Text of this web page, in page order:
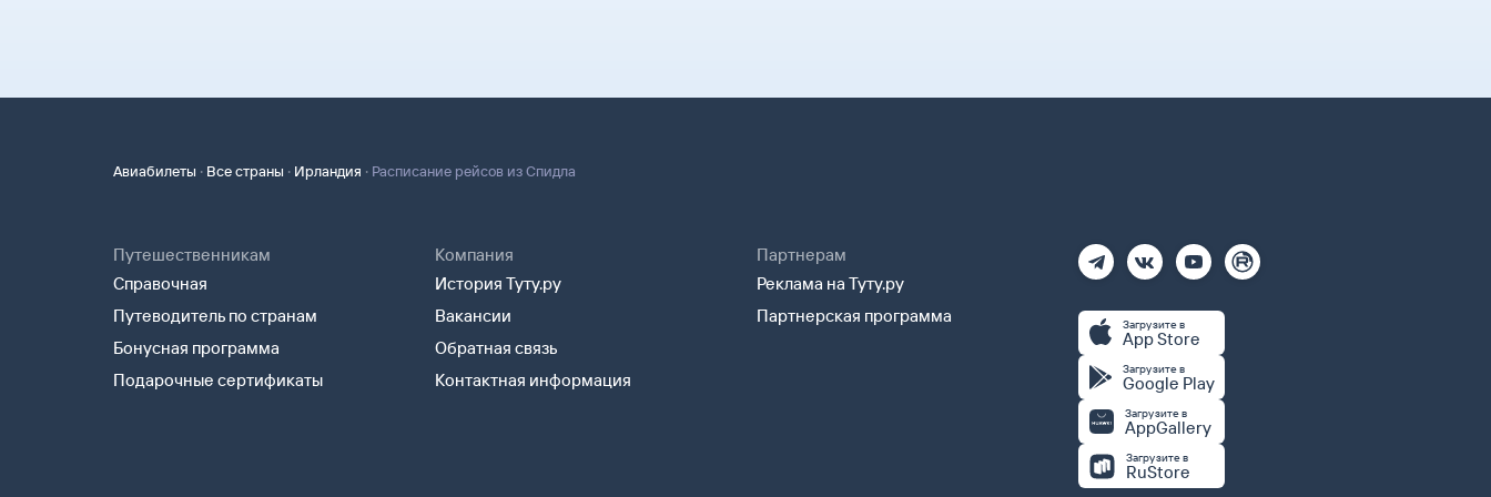
Авиабилеты · Все страны · Ирландия · Расписание рейсов из Спидла
Путешественникам
Справочная
Путеводитель по странам
Бонусная программа
Подарочные сертификаты
Компания
История Туту.ру
Вакансии
Обратная связь
Контактная информация
Партнерам
Реклама на Туту.ру
Партнерская программа
Загрузите в
App Store
Загрузите в
Google Play
Загрузите в
AppGallery
Загрузите в
RuStore